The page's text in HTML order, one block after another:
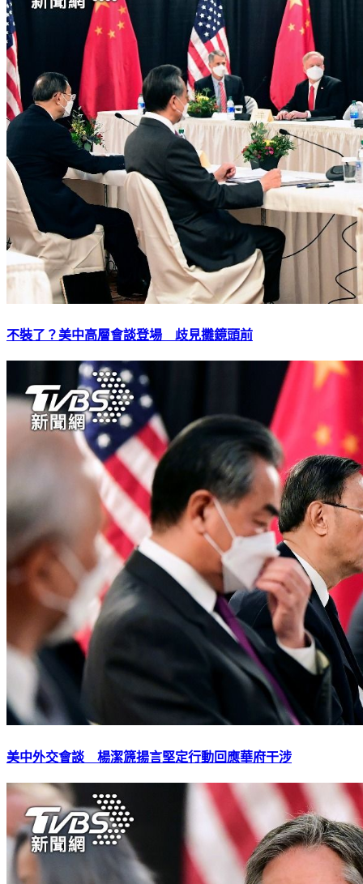
不裝了？美中高層會談登場 歧見攤鏡頭前
美中外交會談 楊潔篪揚言堅定行動回應華府干涉